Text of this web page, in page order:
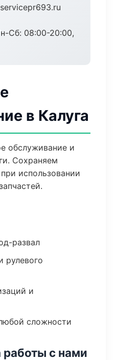
Сб: 08:00-20:00,
в Калуга
обслуживание и
Сохраняем
использовании
развал
рулевого
и
сложности
с нами